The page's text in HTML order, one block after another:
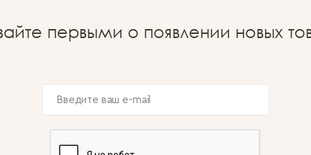
первыми о появлении новых